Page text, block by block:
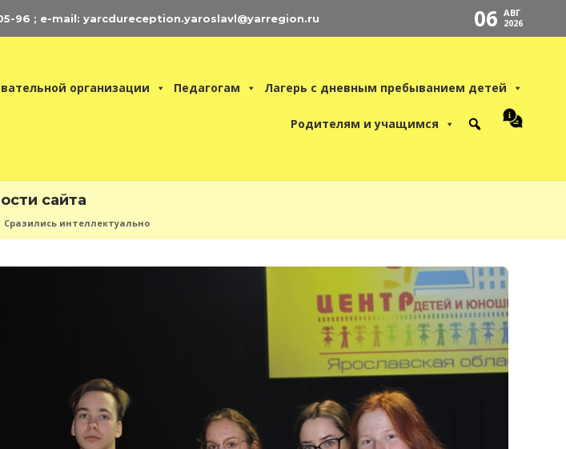
96 ; e-mail: yarcdureception.yaroslavl@yarregion.ru 06 АВГ
2026
организации Педагогам Лагерь с дневным пребыванием детей
Родителям и учащимся
сайта
Сразились интеллектуально